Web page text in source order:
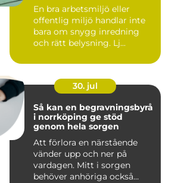
En bra arbetsmiljö eller
offentlig miljö handlar inte
bara om snygg inredning
och rätt belysning. Lj...
30. jul
Så kan en begravningsbyrå
i norrköping ge stöd
genom hela sorgen
Att förlora en närstående
vänder upp och ner på
vardagen. Mitt i sorgen
behöver anhöriga också